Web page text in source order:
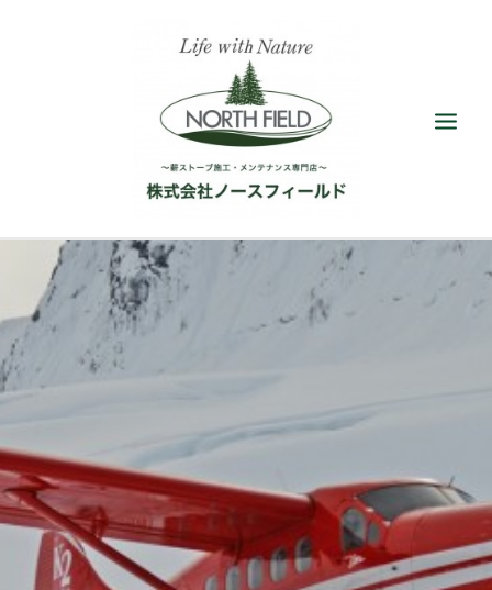
ショールーム
取扱い薪ストーブ
アクセサリー
最新情報／ブログ
会社概要
お問い合わせ
SEARCH